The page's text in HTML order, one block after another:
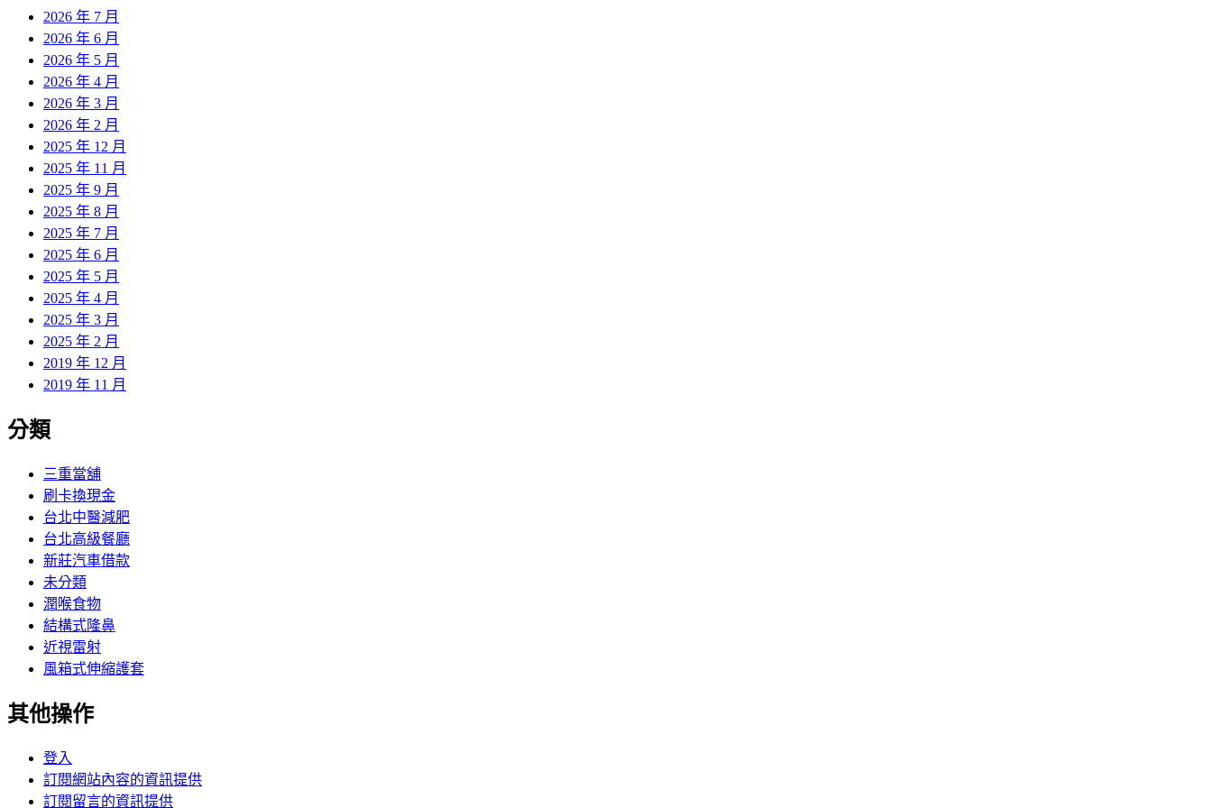
2026 年 7 月
2026 年 6 月
2026 年 5 月
2026 年 4 月
2026 年 3 月
2026 年 2 月
2025 年 12 月
2025 年 11 月
2025 年 9 月
2025 年 8 月
2025 年 7 月
2025 年 6 月
2025 年 5 月
2025 年 4 月
2025 年 3 月
2025 年 2 月
2019 年 12 月
2019 年 11 月
分類
三重當舖
刷卡換現金
台北中醫減肥
台北高級餐廳
新莊汽車借款
未分類
潤喉食物
結構式隆鼻
近視雷射
風箱式伸縮護套
其他操作
登入
訂閱網站內容的資訊提供
訂閱留言的資訊提供